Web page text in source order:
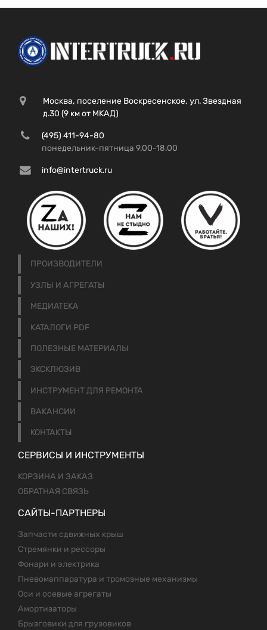
Москва, поселение Воскресенское, ул. Звездная
д.30 (9 км от МКАД)
(495) 411-94-80
понедельник-пятница 9.00-18.00
info@intertruck.ru
ПРОИЗВОДИТЕЛИ
УЗЛЫ И АГРЕГАТЫ
МЕДИАТЕКА
КАТАЛОГИ PDF
ПОЛЕЗНЫЕ МАТЕРИАЛЫ
ЭКСКЛЮЗИВ
ИНСТРУМЕНТ ДЛЯ РЕМОНТА
ВАКАНСИИ
КОНТАКТЫ
СЕРВИСЫ И ИНСТРУМЕНТЫ
КОРЗИНА И ЗАКАЗ
ОБРАТНАЯ СВЯЗЬ
САЙТЫ-ПАРТНЕРЫ
Запчасти сдвижных крыш
Стремянки и рессоры
Фонари и электрика
Пневомаппаратура и тромозные механизмы
Оси и осевые агрегаты
Амортизаторы
Брызговики для грузовиков